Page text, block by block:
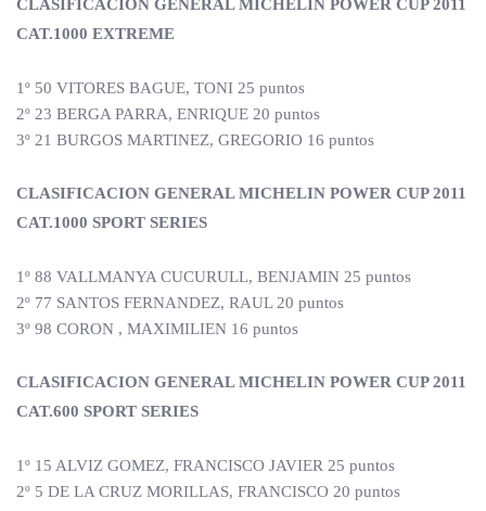
CLASIFICACION GENERAL MICHELIN POWER CUP 2011
CAT.1000 EXTREME
1º 50 VITORES BAGUE, TONI 25 puntos
2º 23 BERGA PARRA, ENRIQUE 20 puntos
3º 21 BURGOS MARTINEZ, GREGORIO 16 puntos
CLASIFICACION GENERAL MICHELIN POWER CUP 2011
CAT.1000 SPORT SERIES
1º 88 VALLMANYA CUCURULL, BENJAMIN 25 puntos
2º 77 SANTOS FERNANDEZ, RAUL 20 puntos
3º 98 CORON , MAXIMILIEN 16 puntos
CLASIFICACION GENERAL MICHELIN POWER CUP 2011
CAT.600 SPORT SERIES
1º 15 ALVIZ GOMEZ, FRANCISCO JAVIER 25 puntos
2º 5 DE LA CRUZ MORILLAS, FRANCISCO 20 puntos